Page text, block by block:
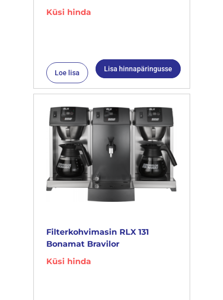
Küsi hinda
Loe lisa Lisa hinnapäringusse
Filterkohvimasin RLX 131
Bonamat Bravilor
Küsi hinda